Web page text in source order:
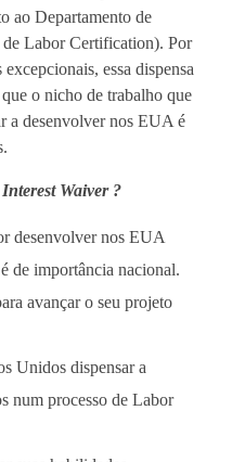
ao Departamento de
de Labor Certification). Por
essa dispensa
o nicho de trabalho que
a desenvolver nos EUA é
Waiver ?
desenvolver nos EUA
de importância nacional.
avançar o seu projeto
Unidos dispensar a
num processo de Labor